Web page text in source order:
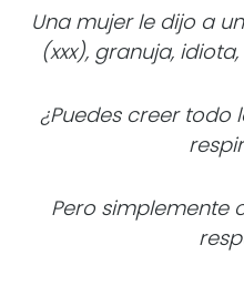
Una mujer le dijo a
(xxx), granuja,
¿Puedes creer todo
Pero simplemente